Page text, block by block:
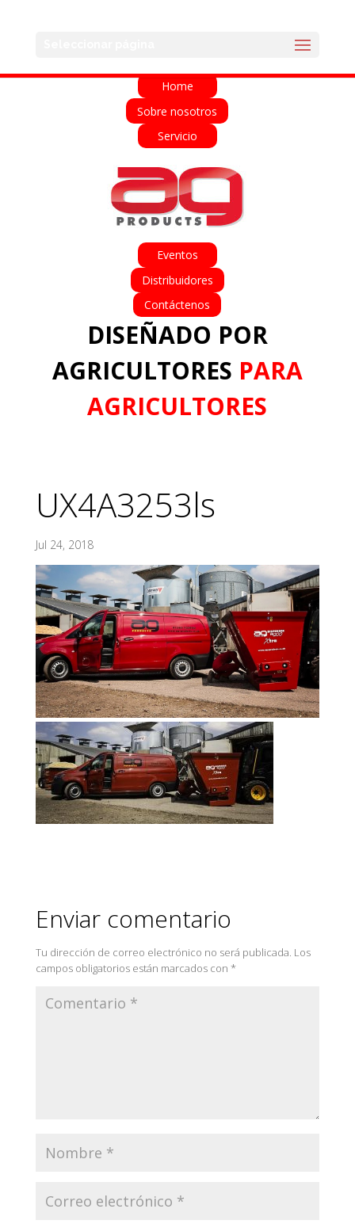
Home
Sobre nosotros
Servicio
Eventos
Distribuidores
Contáctenos
DISEÑADO POR
AGRICULTORES PARA
AGRICULTORES
UX4A3253ls
Jul 24, 2018
Enviar comentario
Tu dirección de correo electrónico no será publicada. Los
campos obligatorios están marcados con *